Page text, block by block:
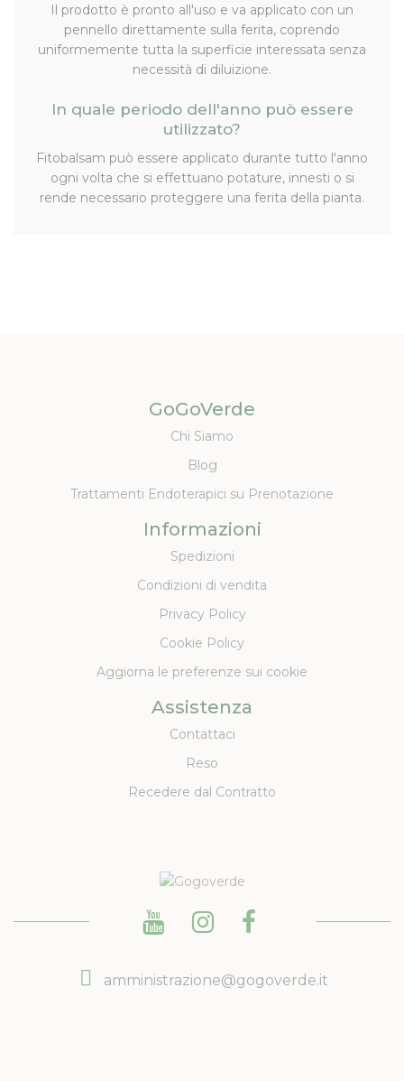
Il prodotto è pronto all'uso e va applicato con un
pennello direttamente sulla ferita, coprendo
uniformemente tutta la superficie interessata senza
necessità di diluizione.
In quale periodo dell'anno può essere
utilizzato?
Fitobalsam può essere applicato durante tutto l'anno
ogni volta che si effettuano potature, innesti o si
rende necessario proteggere una ferita della pianta.
GoGoVerde
Chi Siamo
Blog
Trattamenti Endoterapici su Prenotazione
Informazioni
Spedizioni
Condizioni di vendita
Privacy Policy
Cookie Policy
Aggiorna le preferenze sui cookie
Assistenza
Contattaci
Reso
Recedere dal Contratto
amministrazione@gogoverde.it